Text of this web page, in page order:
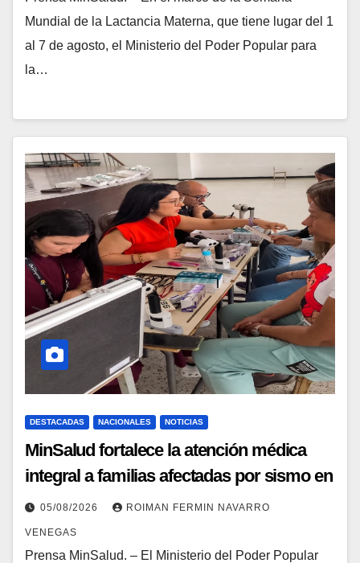
Mundial de la Lactancia Materna, que tiene lugar del 1
al 7 de agosto, el Ministerio del Poder Popular para
la…
DESTACADAS NACIONALES NOTICIAS
MinSalud fortalece la atención médica
integral a familias afectadas por sismo en
campamentos transitorios de Caracas
05/08/2026 ROIMAN FERMIN NAVARRO
VENEGAS
Prensa MinSalud. – El Ministerio del Poder Popular